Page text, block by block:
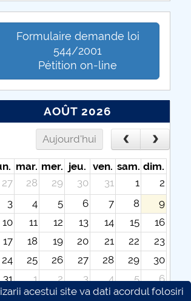
Formulaire demande loi
544/2001
Pétition on-line
AOÛT 2026
Aujourd'hui
mar. mer. jeu. ven. sam. dim.
27
28 29 30 31 1
2
3
4 5 6 7 8
9
10
11 12 13 14 15
16
17
18 19 20 21 22
23
24
25 26 27 28 29
30
31
1 2 3 4 5
6
acestui site va dati acordul folosiri